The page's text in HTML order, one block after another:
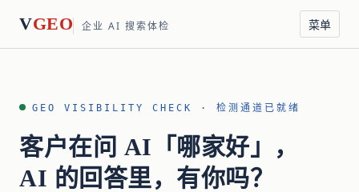
VGEO 企业 AI 搜索体检 菜单
GEO VISIBILITY CHECK · 检测通道已就绪
客户在问 AI「哪家好」，
AI 的回答里， 有你吗？